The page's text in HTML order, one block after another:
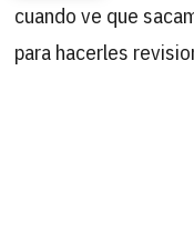
cuando ve que
para hacerles